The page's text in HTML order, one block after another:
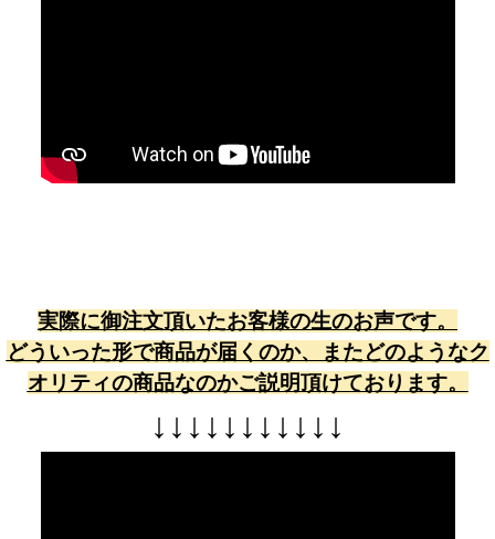
実際に御注文頂いたお客様の生のお声です。
どういった形で商品が届くのか、またどのようなク
オリティの商品なのかご説明頂けております。
↓ ↓ ↓ ↓ ↓ ↓ ↓ ↓ ↓ ↓ ↓